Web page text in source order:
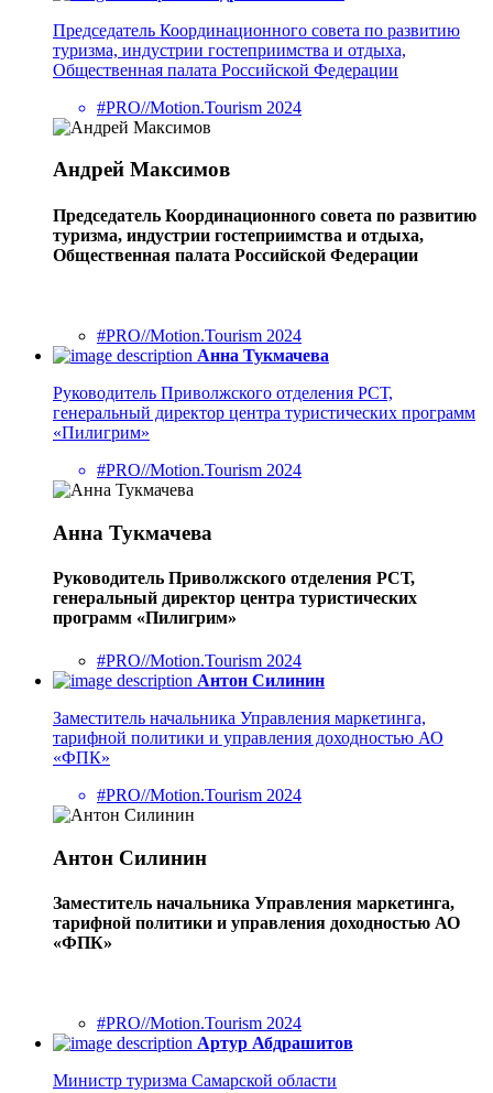
Председатель Координационного совета по развитию
туризма, индустрии гостеприимства и отдыха,
Общественная палата Российской Федерации
#PRO//Motion.Tourism 2024
Андрей Максимов
Председатель Координационного совета по развитию
туризма, индустрии гостеприимства и отдыха,
Общественная палата Российской Федерации
#PRO//Motion.Tourism 2024
Анна Тукмачева
Руководитель Приволжского отделения РСТ,
генеральный директор центра туристических программ
«Пилигрим»
#PRO//Motion.Tourism 2024
Анна Тукмачева
Руководитель Приволжского отделения РСТ,
генеральный директор центра туристических
программ «Пилигрим»
#PRO//Motion.Tourism 2024
Антон Силинин
Заместитель начальника Управления маркетинга,
тарифной политики и управления доходностью АО
«ФПК»
#PRO//Motion.Tourism 2024
Антон Силинин
Заместитель начальника Управления маркетинга,
тарифной политики и управления доходностью АО
«ФПК»
#PRO//Motion.Tourism 2024
Артур Абдрашитов
Министр туризма Самарской области